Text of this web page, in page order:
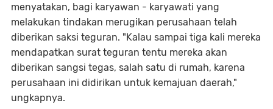
menyatakan, bagi karyawan - karyawati yang
melakukan tindakan merugikan perusahaan telah
diberikan saksi teguran. "Kalau sampai tiga kali mereka
mendapatkan surat teguran tentu mereka akan
diberikan sangsi tegas, salah satu di rumah, karena
perusahaan ini didirikan untuk kemajuan daerah,"
ungkapnya.